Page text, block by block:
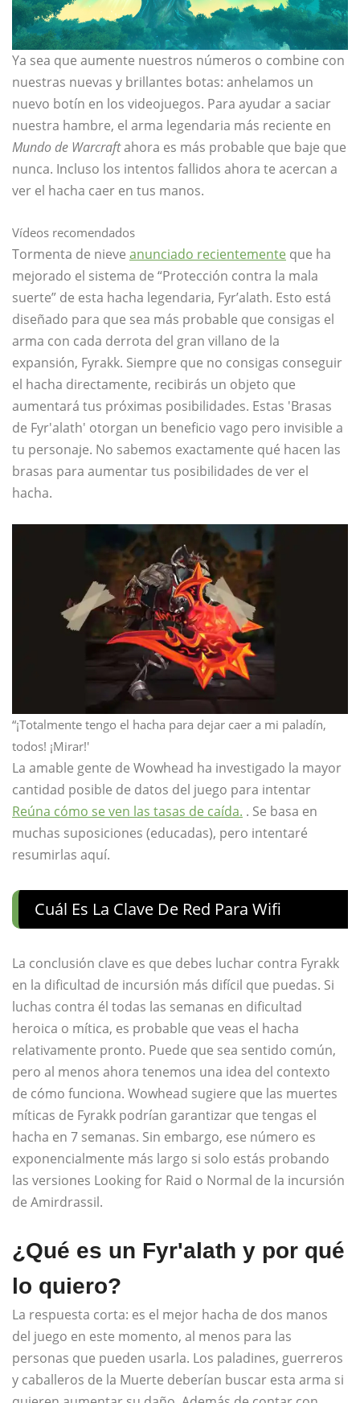
Ya sea que aumente nuestros números o combine con
nuestras nuevas y brillantes botas: anhelamos un
nuevo botín en los videojuegos. Para ayudar a saciar
nuestra hambre, el arma legendaria más reciente en
Mundo de Warcraftahora es más probable que baje que
nunca. Incluso los intentos fallidos ahora te acercan a
ver el hacha caer en tus manos.
Vídeos recomendados
Tormenta de nieve anunciado recientemente que ha
mejorado el sistema de “Protección contra la mala
suerte” de esta hacha legendaria, Fyr’alath. Esto está
diseñado para que sea más probable que consigas el
arma con cada derrota del gran villano de la
expansión, Fyrakk. Siempre que no consigas conseguir
el hacha directamente, recibirás un objeto que
aumentará tus próximas posibilidades. Estas 'Brasas
de Fyr'alath' otorgan un beneficio vago pero invisible a
tu personaje. No sabemos exactamente qué hacen las
brasas para aumentar tus posibilidades de ver el
hacha.
“¡Totalmente tengo el hacha para dejar caer a mi paladín,
todos! ¡Mirar!'
La amable gente de Wowhead ha investigado la mayor
cantidad posible de datos del juego para intentar
Reúna cómo se ven las tasas de caída. . Se basa en
muchas suposiciones (educadas), pero intentaré
resumirlas aquí.
Cuál Es La Clave De Red Para Wifi
La conclusión clave es que debes luchar contra Fyrakk
en la dificultad de incursión más difícil que puedas. Si
luchas contra él todas las semanas en dificultad
heroica o mítica, es probable que veas el hacha
relativamente pronto. Puede que sea sentido común,
pero al menos ahora tenemos una idea del contexto
de cómo funciona. Wowhead sugiere que las muertes
míticas de Fyrakk podrían garantizar que tengas el
hacha en 7 semanas. Sin embargo, ese número es
exponencialmente más largo si solo estás probando
las versiones Looking for Raid o Normal de la incursión
de Amirdrassil.
¿Qué es un Fyr'alath y por qué
lo quiero?
La respuesta corta: es el mejor hacha de dos manos
del juego en este momento, al menos para las
personas que pueden usarla. Los paladines, guerreros
y caballeros de la Muerte deberían buscar esta arma si